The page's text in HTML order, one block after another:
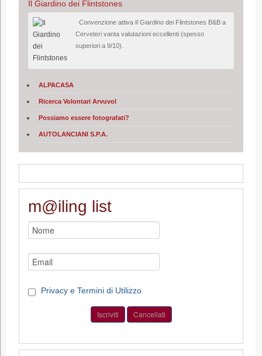
Il Giardino dei Flintstones
Convenzione attiva Il Giardino dei Flintstones B&B a
Cerveteri vanta valutazioni eccellenti (spesso
superiori a 9/10).
ALPACASA
Ricerca Volontari Arvuvol
Possiamo essere fotografati?
AUTOLANCIANI S.P.A.
m@iling list
Privacy e Termini di Utilizzo